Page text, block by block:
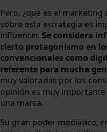
Pero, ¿qué es el
sobre esta estrategia es
influencer. Se considera
cierto protagonismo en
convencionales como
referente para mucha
muy valoradas por los
opinión es muy
una marca.
Su gran poder mediático,